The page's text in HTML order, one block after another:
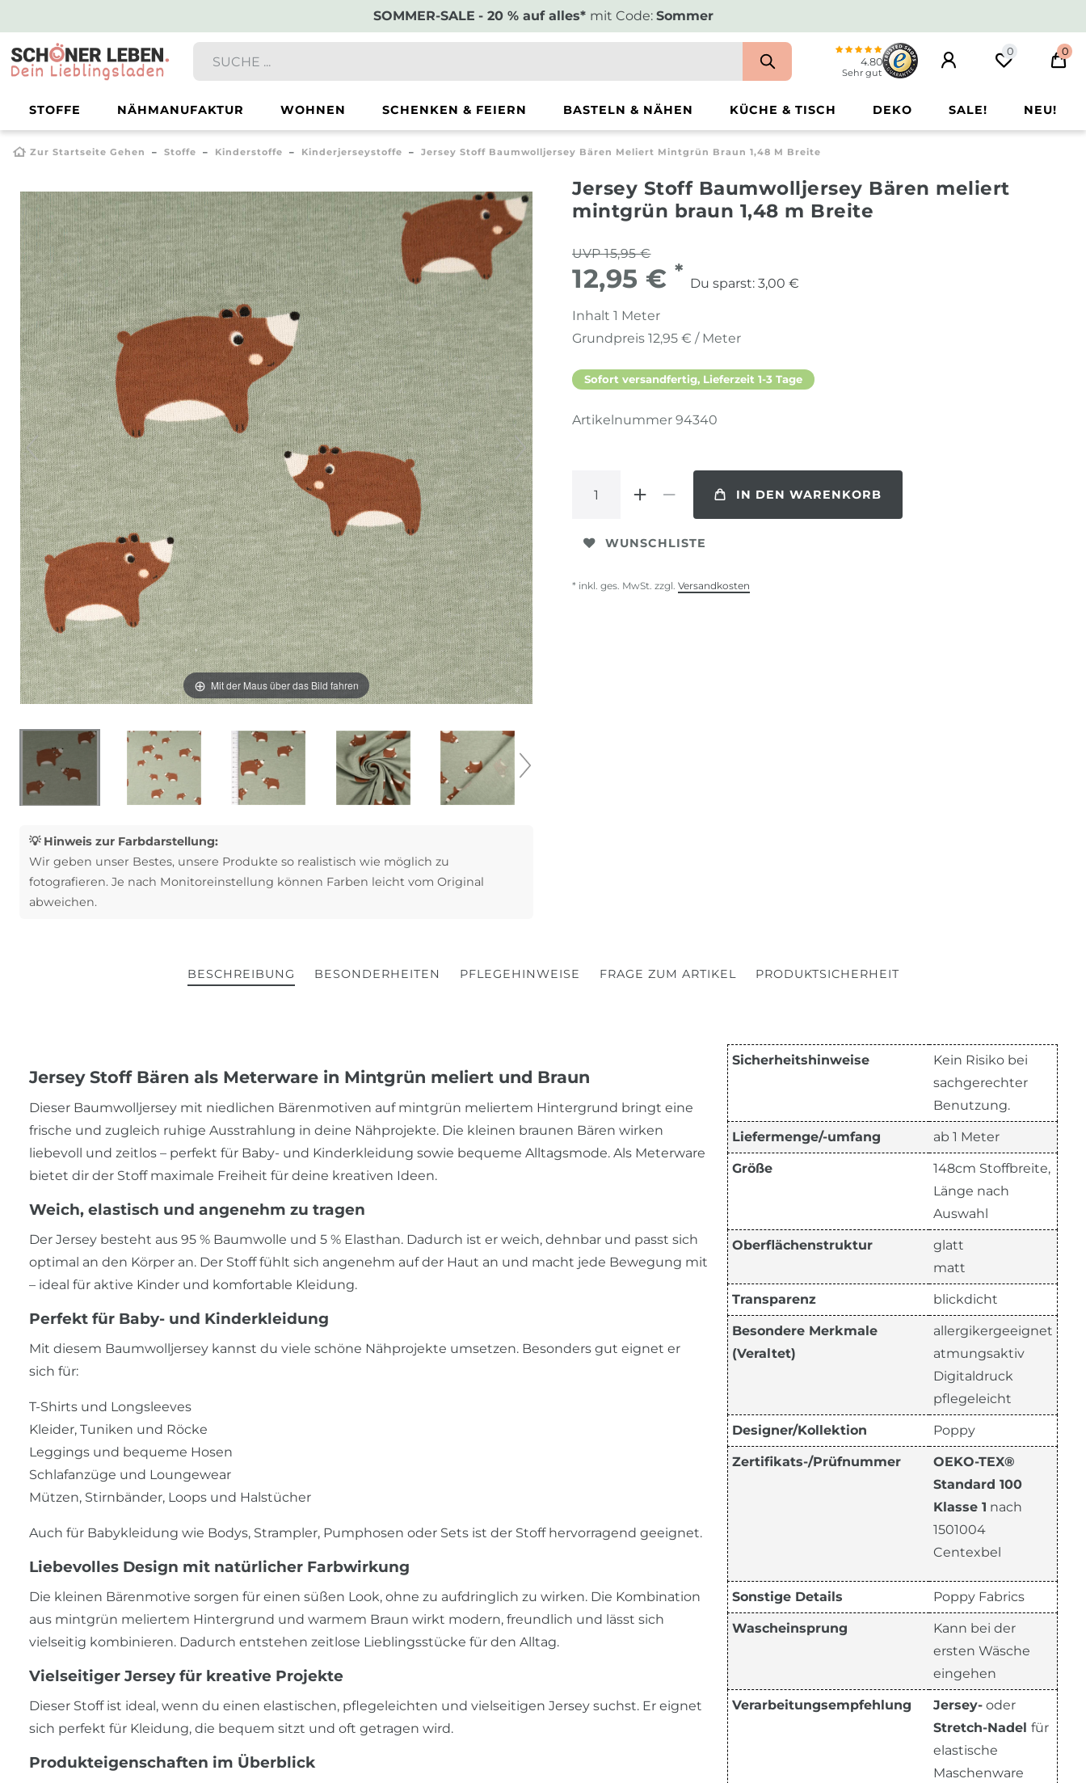
SOMMER-SALE - 20 % auf alles* mit Code: Sommer
4.80
Sehr gut
0 0
STOFFE NÄHMANUFAKTUR WOHNEN SCHENKEN & FEIERN BASTELN & NÄHEN KÜCHE & TISCH DEKO SALE! NEU!
Zur Startseite Gehen Stoffe Kinderstoffe Kinderjerseystoffe Jersey Stoff Baumwolljersey Bären Meliert Mintgrün Braun 1,48 M Breite
Mit der Maus über das Bild fahren
💡 Hinweis zur Farbdarstellung:
Wir geben unser Bestes, unsere Produkte so realistisch wie möglich zu
fotografieren. Je nach Monitoreinstellung können Farben leicht vom Original
abweichen.
Jersey Stoff Baumwolljersey Bären meliert
mintgrün braun 1,48 m Breite
UVP 15,95 €
12,95 € *
Du sparst: 3,00 €
Inhalt 1 Meter
Grundpreis 12,95 € / Meter
Sofort versandfertig, Lieferzeit 1-3 Tage
Artikelnummer 94340
IN DEN WARENKORB
WUNSCHLISTE
* inkl. ges. MwSt. zzgl. Versandkosten
BESCHREIBUNG BESONDERHEITEN PFLEGEHINWEISE FRAGE ZUM ARTIKEL PRODUKTSICHERHEIT
Jersey Stoff Bären als Meterware in Mintgrün meliert und Braun
Dieser Baumwolljersey mit niedlichen Bärenmotiven auf mintgrün meliertem Hintergrund bringt eine
frische und zugleich ruhige Ausstrahlung in deine Nähprojekte. Die kleinen braunen Bären wirken
liebevoll und zeitlos – perfekt für Baby- und Kinderkleidung sowie bequeme Alltagsmode. Als Meterware
bietet dir der Stoff maximale Freiheit für deine kreativen Ideen.
Weich, elastisch und angenehm zu tragen
Der Jersey besteht aus 95 % Baumwolle und 5 % Elasthan. Dadurch ist er weich, dehnbar und passt sich
optimal an den Körper an. Der Stoff fühlt sich angenehm auf der Haut an und macht jede Bewegung mit
– ideal für aktive Kinder und komfortable Kleidung.
Perfekt für Baby- und Kinderkleidung
Mit diesem Baumwolljersey kannst du viele schöne Nähprojekte umsetzen. Besonders gut eignet er
sich für:
T-Shirts und Longsleeves
Kleider, Tuniken und Röcke
Leggings und bequeme Hosen
Schlafanzüge und Loungewear
Mützen, Stirnbänder, Loops und Halstücher
Auch für Babykleidung wie Bodys, Strampler, Pumphosen oder Sets ist der Stoff hervorragend geeignet.
Liebevolles Design mit natürlicher Farbwirkung
Die kleinen Bärenmotive sorgen für einen süßen Look, ohne zu aufdringlich zu wirken. Die Kombination
aus mintgrün meliertem Hintergrund und warmem Braun wirkt modern, freundlich und lässt sich
vielseitig kombinieren. Dadurch entstehen zeitlose Lieblingsstücke für den Alltag.
Vielseitiger Jersey für kreative Projekte
Dieser Stoff ist ideal, wenn du einen elastischen, pflegeleichten und vielseitigen Jersey suchst. Er eignet
sich perfekt für Kleidung, die bequem sitzt und oft getragen wird.
Produkteigenschaften im Überblick
Sicherheitshinweise
Kein Risiko bei
sachgerechter
Benutzung.
Liefermenge/-umfang ab 1 Meter
Größe
148cm Stoffbreite,
Länge nach
Auswahl
Oberflächenstruktur
glatt
matt
Transparenz blickdicht
Besondere Merkmale
(Veraltet)
allergikergeeignet
atmungsaktiv
Digitaldruck
pflegeleicht
Designer/Kollektion Poppy
Zertifikats-/Prüfnummer
OEKO-TEX®
Standard 100
Klasse 1 nach
1501004
Centexbel
Sonstige Details Poppy Fabrics
Wascheinsprung
Kann bei der
ersten Wäsche
eingehen
Verarbeitungsempfehlung Jersey- oder
Stretch-Nadel für
elastische
Maschenware